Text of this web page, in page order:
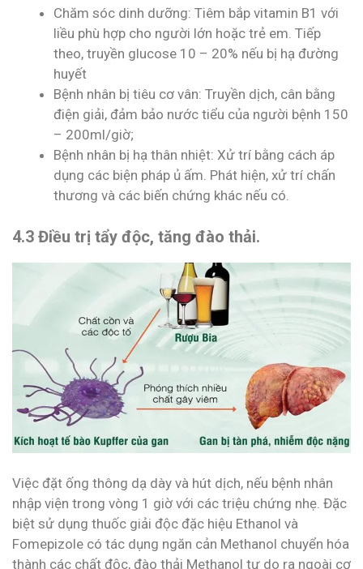
Chăm sóc dinh dưỡng: Tiêm bắp vitamin B1 với
liều phù hợp cho người lớn hoặc trẻ em. Tiếp
theo, truyền glucose 10 – 20% nếu bị hạ đường
huyết
Bệnh nhân bị tiêu cơ vân: Truyền dịch, cân bằng
điện giải, đảm bảo nước tiểu của người bệnh 150
– 200ml/giờ;
Bệnh nhân bị hạ thân nhiệt: Xử trí bằng cách áp
dụng các biện pháp ủ ấm. Phát hiện, xử trí chấn
thương và các biến chứng khác nếu có.
4.3 Điều trị tẩy độc, tăng đào thải.
Việc đặt ống thông dạ dày và hút dịch, nếu bệnh nhân
nhập viện trong vòng 1 giờ với các triệu chứng nhẹ. Đặc
biệt sử dụng thuốc giải độc đặc hiệu Ethanol và
Fomepizole có tác dụng ngăn cản Methanol chuyển hóa
thành các chất độc, đào thải Methanol tự do ra ngoài cơ